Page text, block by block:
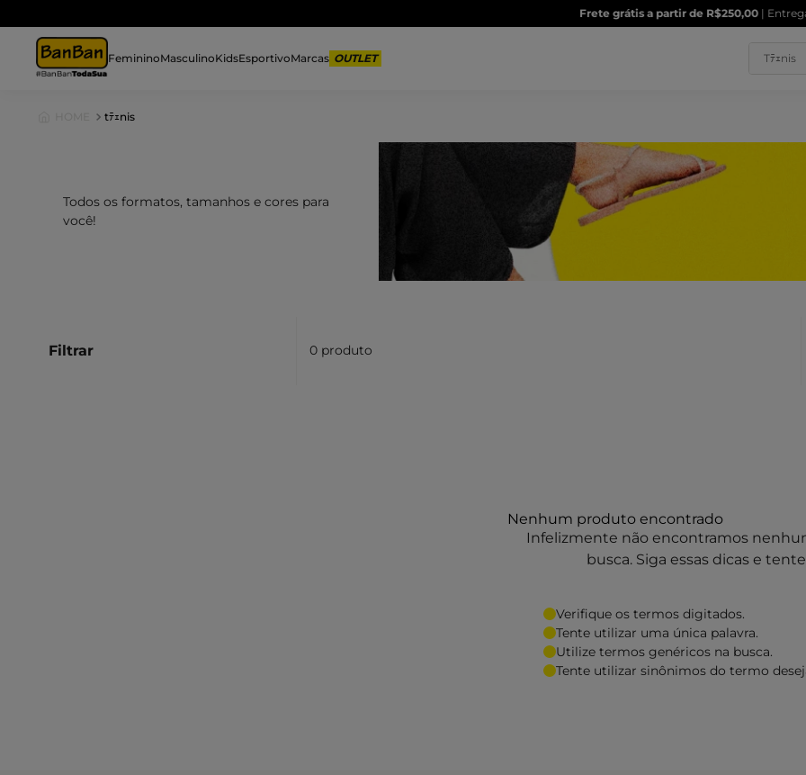
| Entregamos em todo o Brasil Saiba
FemininoMasculinoKidsEsportivoMarcas
tﾃｪnis
Todos os formatos, tamanhos e cores para
você!
Filtrar 0 produto
Nenhum produto encontrado
Verifique os termos digitados.
Tente utilizar uma única palavra.
Utilize termos genéricos na busca.
Tente utilizar sinônimos do termo